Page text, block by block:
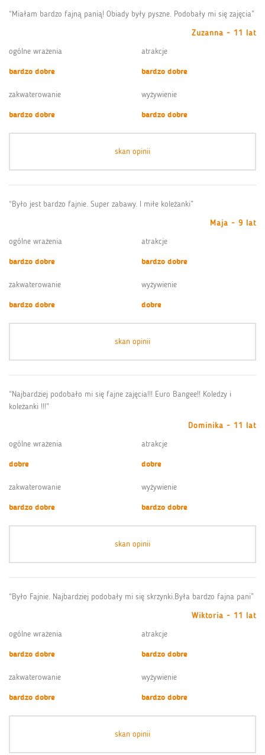
“Miałam bardzo fajną panią! Obiady były pyszne. Podobały mi się zajęcia”
Zuzanna - 11 lat
ogólne wrażenia
bardzo dobre
atrakcje
bardzo dobre
zakwaterowanie
bardzo dobre
wyżywienie
bardzo dobre
skan opinii
“Było jest bardzo fajnie. Super zabawy. I miłe koleżanki”
Maja - 9 lat
ogólne wrażenia
bardzo dobre
atrakcje
bardzo dobre
zakwaterowanie
bardzo dobre
wyżywienie
dobre
skan opinii
“Najbardziej podobało mi się fajne zajęcia!!! Euro Bangee!! Koledzy i
koleżanki !!!”
Dominika - 11 lat
ogólne wrażenia
dobre
atrakcje
dobre
zakwaterowanie
bardzo dobre
wyżywienie
bardzo dobre
skan opinii
“Było Fajnie. Najbardziej podobały mi się skrzynki.Była bardzo fajna pani”
Wiktoria - 11 lat
ogólne wrażenia
bardzo dobre
atrakcje
bardzo dobre
zakwaterowanie
bardzo dobre
wyżywienie
bardzo dobre
skan opinii